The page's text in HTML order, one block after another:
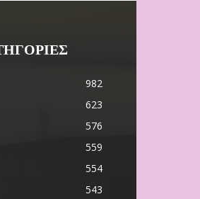
982
623
576
559
554
543